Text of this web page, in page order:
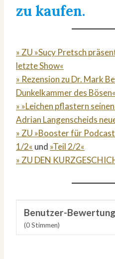
zu kaufen.
» ZU »Sucy Pretsch
letzte Show«
» Rezension zu Dr. Mark
Dunkelkammer des Bösen«
» »Leichen pflastern
Adrian Langenscheids
» ZU »Booster für
1/2« und »Teil 2/2«
» ZU DEN
Benutzer-Bewertung
(0Stimmen)